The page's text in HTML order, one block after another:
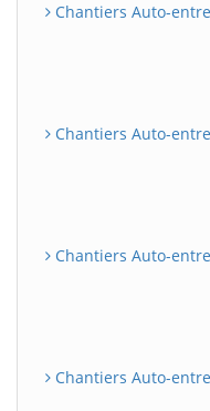
Chantiers Auto-
Chantiers Auto-
Chantiers Auto-
Chantiers Auto-